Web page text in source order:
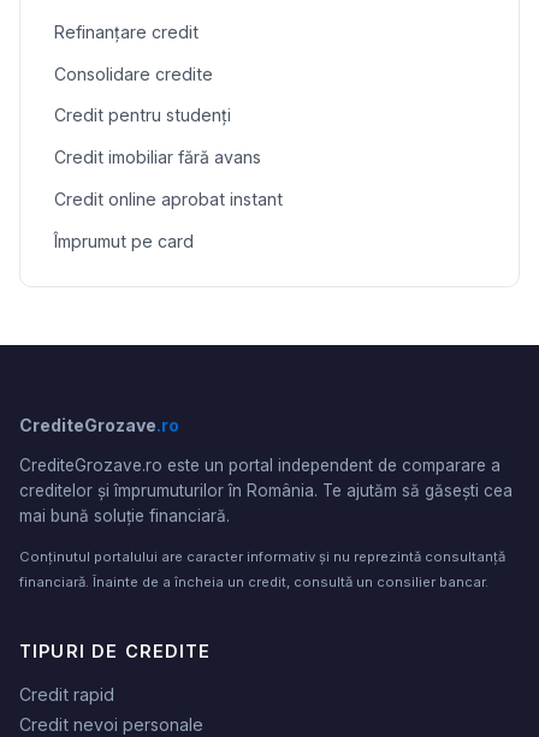
Refinanțare credit
Consolidare credite
Credit pentru studenți
Credit imobiliar fără avans
Credit online aprobat instant
Împrumut pe card
CrediteGrozave.ro
CrediteGrozave.ro este un portal independent de comparare a
creditelor și împrumuturilor în România. Te ajutăm să găsești cea
mai bună soluție financiară.
Conținutul portalului are caracter informativ și nu reprezintă consultanță
financiară. Înainte de a încheia un credit, consultă un consilier bancar.
TIPURI DE CREDITE
Credit rapid
Credit nevoi personale